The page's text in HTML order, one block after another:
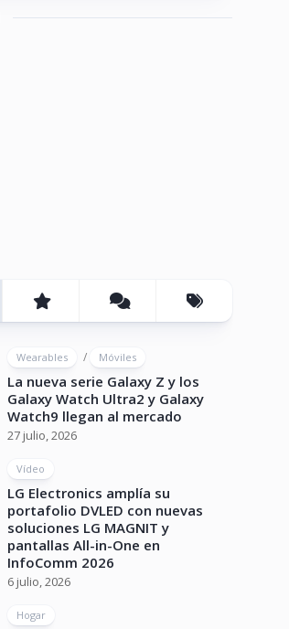
Wearables / Móviles
La nueva serie Galaxy Z y los
Galaxy Watch Ultra2 y Galaxy
Watch9 llegan al mercado
27 julio, 2026
Vídeo
LG Electronics amplía su
portafolio DVLED con nuevas
soluciones LG MAGNIT y
pantallas All-in-One en
InfoComm 2026
6 julio, 2026
Hogar